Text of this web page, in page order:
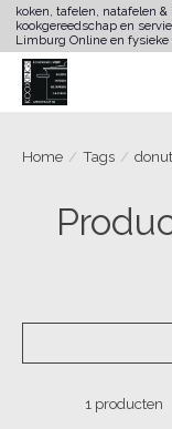
koken, tafelen, natafelen
kookgereedschap en
Limburg Online en fysieke
Home / Tags / donut
1 producten